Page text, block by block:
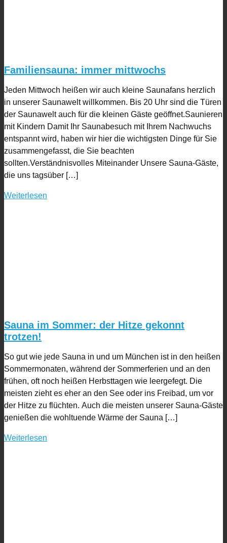
Familiensauna: immer mittwochs
Jeden Mittwoch heißen wir auch kleine Saunafans herzlich
in unserer Saunawelt willkommen. Bis 20 Uhr sind die Türen
der Saunawelt auch für die kleinen Gäste geöffnet.Saunieren
mit Kindern Damit Ihr Saunabesuch mit Ihrem Nachwuchs
entspannt wird, haben wir hier die wichtigsten Dinge für Sie
zusammengefasst, die Sie beachten
sollten.Verständnisvolles Miteinander Unsere Sauna-Gäste,
die uns tagsüber […]
Weiterlesen
Sauna im Sommer: der Hitze gekonnt
trotzen!
So gut wie jede Sauna in und um München ist in den heißen
Sommermonaten, während der Sommerferien und an den
frühen, oft noch heißen Herbsttagen wie leergefegt. Die
meisten zieht es eher an den See oder ins Freibad, um vor
der Hitze zu flüchten. Auch die meisten unserer Sauna-Gäste
genießen die wohltuende Wärme der Sauna […]
Weiterlesen